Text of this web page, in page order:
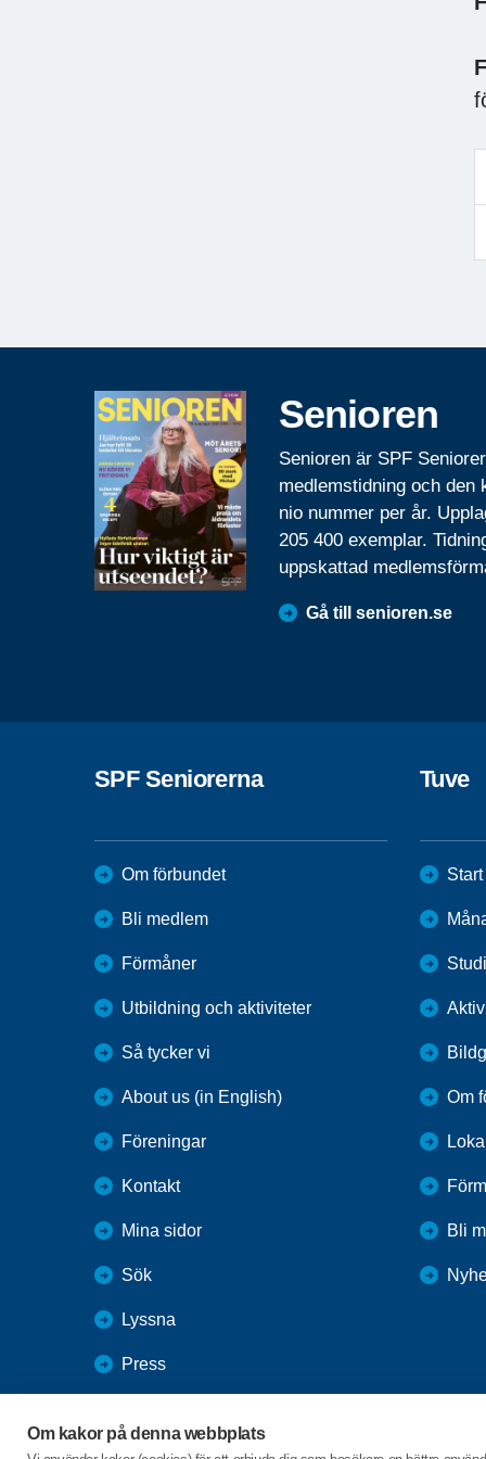
Om kakor på denna webbplats
Senioren
Senioren är SPF
medlemstidning och den
nio nummer per år.
205 400 exemplar.
uppskattad
Gå till senioren.se
SPF Seniorerna
Om förbundet
Bli medlem
Förmåner
Utbildning och aktiviteter
Så tycker vi
About us (in English)
Föreningar
Kontakt
Mina sidor
Sök
Lyssna
Press
SPF Seniorernas intranät
Tuve
Start
Om
Bli